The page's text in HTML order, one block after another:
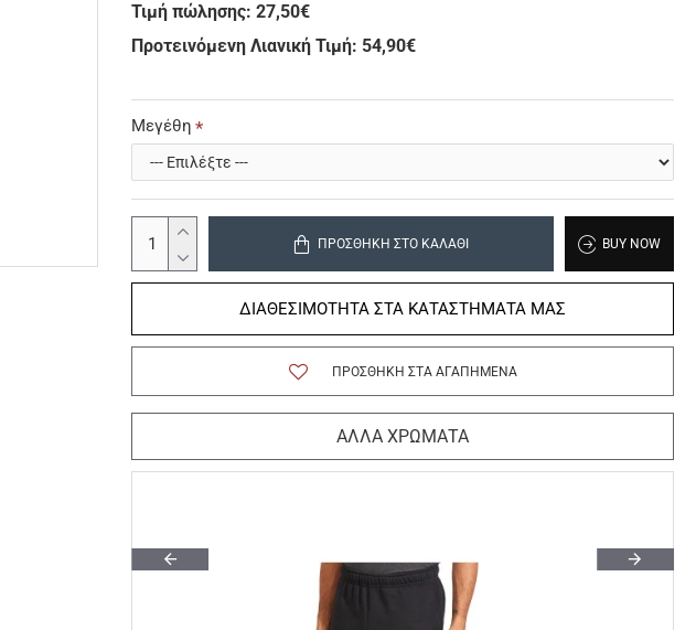
Τιμή πώλησης:27,50€
Προτεινόμενη Λιανική Τιμή: 54,90€
Μεγέθη
ΠΡΟΣΘΉΚΗ ΣΤΟ ΚΑΛΆΘΙ BUY NOW
ΔΙΑΘΕΣΙΜΟΤΗΤΑ ΣΤΑ ΚΑΤΑΣΤΗΜΑΤΑ ΜΑΣ
ΠΡΟΣΘΉΚΗ ΣΤΑ ΑΓΑΠΗΜΈΝΑ
ΑΛΛΑ ΧΡΩΜΑΤΑ